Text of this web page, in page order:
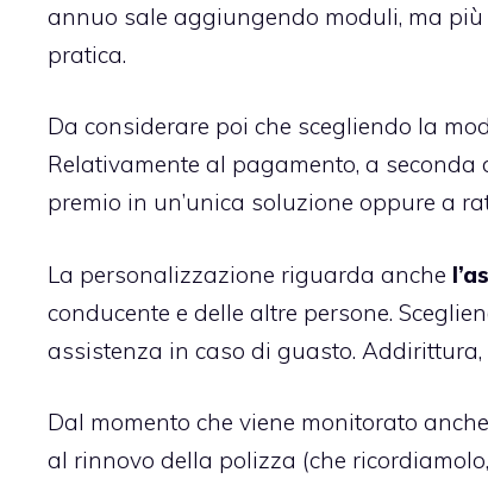
annuo sale aggiungendo moduli, ma
pratica.
Da considerare poi che scegliendo la
Relativamente al pagamento, a
premio in un’unica soluzione oppure a
La personalizzazione riguarda anche
conducente e delle altre persone.
assistenza in caso di guasto.
Dal momento che viene monitorato
al rinnovo della polizza (che